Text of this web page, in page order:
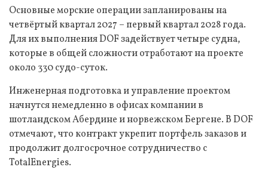
Основные морские операции запланированы на
четвёртый квартал 2027 – первый квартал 2028 года.
Для их выполнения DOF задействует четыре судна,
которые в общей сложности отработают на проекте
около 330 судо-суток.
Инженерная подготовка и управление проектом
начнутся немедленно в офисах компании в
шотландском Абердине и норвежском Бергене. В DOF
отмечают, что контракт укрепит портфель заказов и
продолжит долгосрочное сотрудничество с
TotalEnergies.